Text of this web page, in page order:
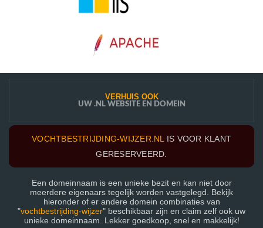
VERHUIS OOK
UW .NL WEBSITE EN DOMEIN
VOCHTBESTRIJDING-WIJZER.NL
IS VOOR KLANT
GERESERVEERD.
Een domeinnaam is een unieke bezit en kan niet door
meerdere eigenaars tegelijk worden vastgelegd. Bekijk
hieronder of er andere domein combinaties van
"vochtbestrijding-wijzer" beschikbaar zijn en claim zelf ook uw
unieke domeinnaam. Lekker goedkoop, snel en makkelijk!